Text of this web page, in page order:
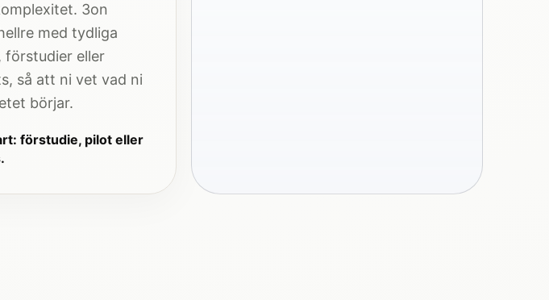
3on
med tydliga
förstudier eller
så att ni vet vad ni
börjar.
förstudie, pilot eller